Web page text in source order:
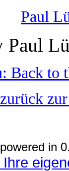
Paul
Back to
zurück
powered in